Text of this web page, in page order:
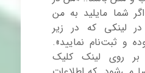
شما مایلید به من
لینکی که در زیر
و ثبت‌نام نمایید».
بر روی لینک کلیک